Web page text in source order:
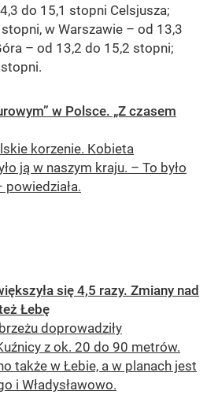
do 15,1 stopni Celsjusza;
w Warszawie – od 13,3
– od 13,2 do 15,2 stopni;
w Polsce. „Z czasem
korzenie. Kobieta
ją w naszym kraju. – To było
się 4,5 razy. Zmiany nad
Łebę
doprowadziły
z ok. 20 do 90 metrów.
także w Łebie, a w planach jest
i Władysławowo.